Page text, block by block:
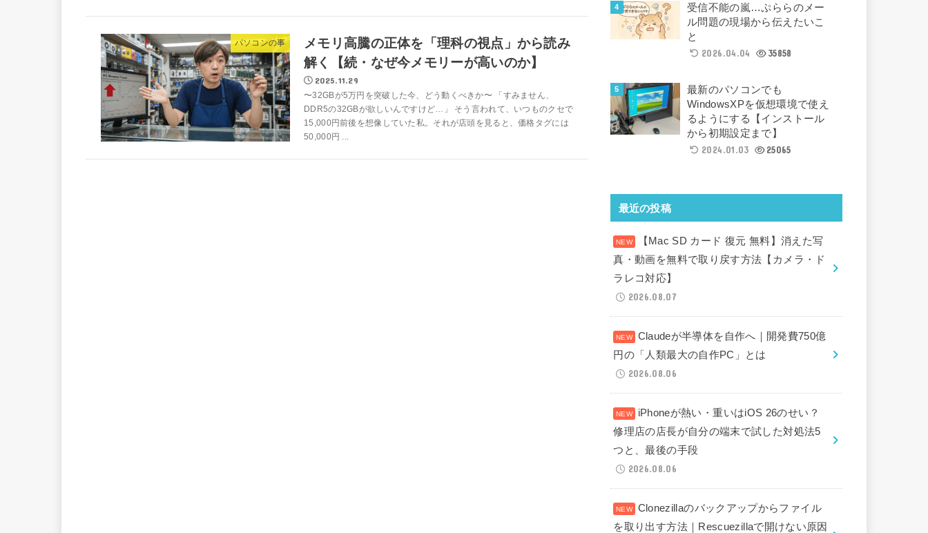
パソコンの事
メモリ高騰の正体を「理科の視点」から読み
解く【続・なぜ今メモリーが高いのか】
2025.11.29
〜32GBが5万円を突破した今、どう動くべきか〜 「すみません、
DDR5の32GBが欲しいんですけど…」 そう言われて、いつものクセで
15,000円前後を想像していた私。それが店頭を見ると、価格タグには
50,000円 ...
受信不能の嵐…ぷららのメー
ル問題の現場から伝えたいこ
と
2026.04.04
35858
最新のパソコンでも
WindowsXPを仮想環境で使え
るようにする【インストール
から初期設定まで】
2024.01.03
25065
最近の投稿
【Mac SD カード 復元 無料】消えた写
真・動画を無料で取り戻す方法【カメラ・ド
ラレコ対応】
2026.08.07
Claudeが半導体を自作へ｜開発費750億
円の「人類最大の自作PC」とは
2026.08.06
iPhoneが熱い・重いはiOS 26のせい？
修理店の店長が自分の端末で試した対処法5
つと、最後の手段
2026.08.06
Clonezillaのバックアップからファイル
を取り出す方法｜Rescuezillaで開けない原因